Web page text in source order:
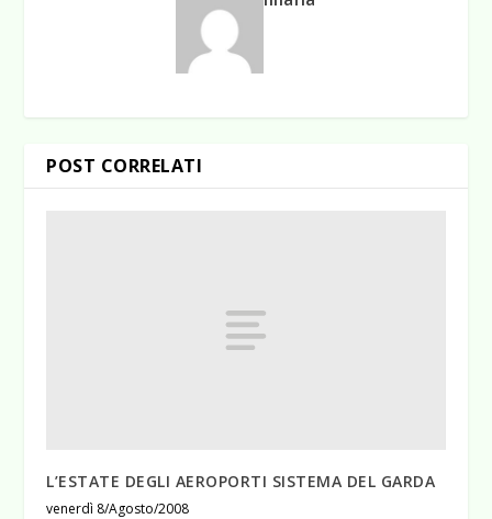
POST CORRELATI
L’ESTATE DEGLI AEROPORTI SISTEMA DEL GARDA
venerdì 8/Agosto/2008